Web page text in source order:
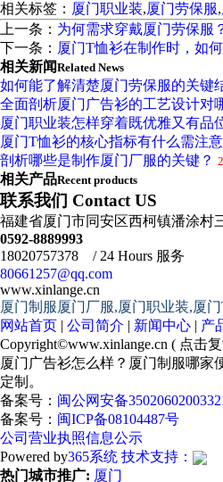
相关标签： 厦门职业装,厦门劳保服,
上一条： 为何需求穿戴厦门劳保服
下一条： 厦门T恤衫在制作时，如
相关新闻Related News
如何能了解清楚厦门劳保服的关键
全面剖析厦门广告衫的工艺设计对
厦门职业装怎样穿着既优雅又有品
厦门T恤衫的核心指标有什么需注
剖析哪些是制作厦门厂服的关键？
相关产品Recent products
联系我们 Contact US
福建省厦门市同安区西柯镇潘涂村
0592-8889993
18020757378 / 24 Hours 服务
80661257@qq.com
www.xinlange.cn
厦门制服厦门厂服,厦门职业装,厦
网站首页 | 公司简介 | 新闻中心 | 产
Copyright©www.xinlange.cn ( 点击复
厦门广告衫怎么样？厦门制服哪家
定制。
备案号： 闽公网安备
备案号： 闽ICP备08104487号
公司营业执照信息公示
Powered by365系统 技术支持：
热门城市推广: 厦门